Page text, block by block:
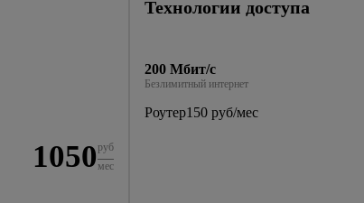
1050 руб
мес
Технологии доступа
200 Мбит/с
Безлимитный интернет
Роутер150 руб/мес